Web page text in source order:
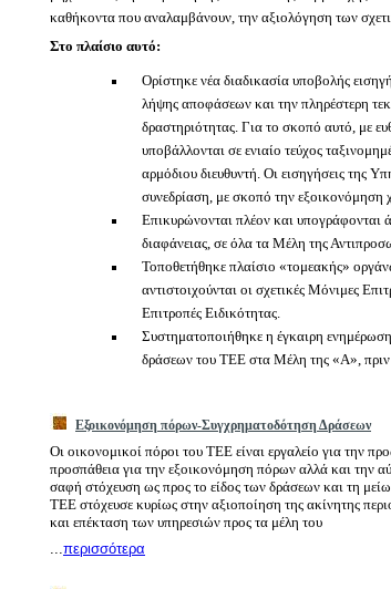
καθήκοντα που αναλαμβάνουν, την αξιολόγηση των
Στο πλαίσιο αυτό:
Ορίστηκε νέα διαδικασία υποβολής
λήψης αποφάσεων και την πληρέστερη
δραστηριότητας. Για το σκοπό αυτό, με
υποβάλλονται σε ενιαίο τεύχος
αρμόδιου διευθυντή. Οι εισηγήσεις της
συνεδρίαση, με σκοπό την εξοικονόμηση
Επικυρώνονται πλέον και υπογράφονται
διαφάνειας, σε όλα τα Μέλη της
Τοποθετήθηκε πλαίσιο «τομεακής»
αντιστοιχούνται οι σχετικές Μόνιμες
Επιτροπές Ειδικότητας.
Συστηματοποιήθηκε η έγκαιρη
δράσεων του ΤΕΕ στα Μέλη της «Α», πριν
Εξοικονόμηση πόρων-Συγχρηματοδότηση Δράσεων
Οι οικονομικοί πόροι του ΤΕΕ είναι εργαλείο για την
προσπάθεια για την εξοικονόμηση πόρων αλλά και την
σαφή στόχευση ως προς το είδος των δράσεων και τη
ΤΕΕ στόχευσε κυρίως στην αξιοποίηση της ακίνητης
και επέκταση των υπηρεσιών προς τα μέλη του
...περισσότερα